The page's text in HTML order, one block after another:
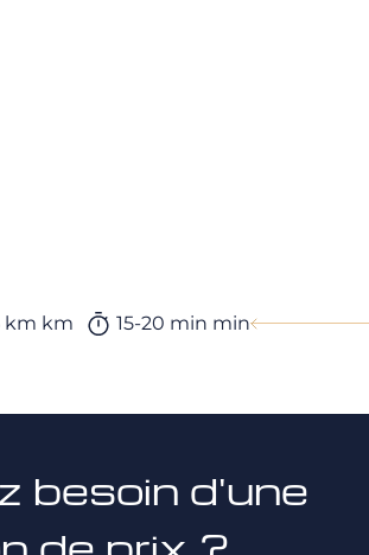
km km 15-20 min min
besoin d'une